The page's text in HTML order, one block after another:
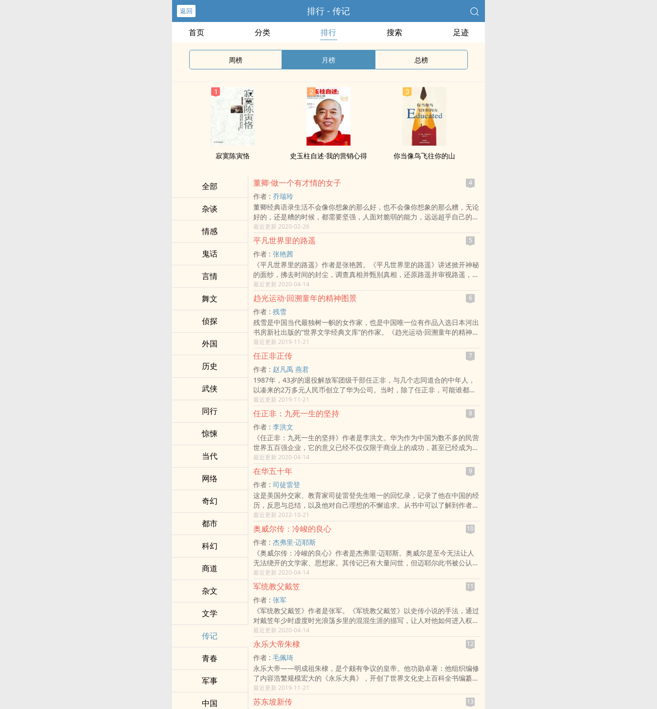
返回 排行 - 传记
首页 分类 排行 搜索 足迹
周榜 月榜 总榜
寂寞陈寅恪 史玉柱自述·我的营销心得 你当像鸟飞往你的山
全部
杂谈
情感
鬼话
言情
舞文
侦探
外国
历史
武侠
同行
惊悚
当代
网络
奇幻
都市
科幻
商道
杂文
文学
传记
青春
军事
中国
董卿·做一个有才情的女子 4
作者 : 乔瑞玲
董卿经典语录生活不会像你想象的那么好，也不会像你想象的那么糟，无论
好的，还是糟的时候，都需要坚强，人面对脆弱的能力，远远超乎自己的想
象！不读书就像没有吃饱饭一样，精神上是饥饿的。读书让人学会思考，让
人能够沉静下来，享受一种灵魂深处的愉悦。再漂亮的女人也不可能适合所
有的服饰与造型，但聪敏的女人会学会用辅助条件让自己适合或许并不适合
自己的东西。女人20岁之前的容貌是天生的，20岁之后就是自己塑造的，
成长，经历，环境，都会影响你的眼神和姿态！《董卿·做一个有才情的女
子》本书抓住著名主持人董卿的气质与才华，通过董卿的成长和收获，激励
女性做一个有才情的女子，指导自己在性格上不断突破，成长为更强大的自
己！像董卿一样，做一个有才情的女子吧！
最近更新 2020-02-26
平凡世界里的路遥 5
作者 : 张艳茜
《平凡世界里的路遥》作者是张艳茜。《平凡世界里的路遥》讲述掀开神秘
的面纱，拂去时间的封尘，调查真相并甄别真相，还原路遥并审视路遥，使
一位出身寒微却不屈服命运的人民作家复活于娓娓道来的生动文字之中。著
名作家张艳茜曾经与路遥共事，是路遥的学生，也是路遥的朋友。作者曾经
挂职陕北，对路遥生活过的黄土地有着真切而丰满的体验与感受；作者踏遍
了路遥生前足迹所及的山山水水与角角落落，获取了鲜为人知的第一手私密
信息。作为有实力的美女作家，其笔下《平凡世界里的路遥》，向读者展示
的是一个不平凡的路遥。
最近更新 2020-04-14
趋光运动·回溯童年的精神图景 6
作者 : 残雪
残雪是中国当代最独树一帜的女作家，也是中国唯一位有作品入选日本河出
书房新社出版的“世界文学经典文库”的作家。《趋光运动·回溯童年的精神图
景》是这位特立独行女作家展示自我秘密的精神自传。残雪自小不善与外界
交往，连在学校模仿一些形体表演动作部很难，这使得她逃避外部世界，返
回内心，培养了丰富的想象力，最后通过文学创作找到了实现人生价值的通
道。在这部风格独特的随笔体自传中，她记述了她的童年时代的生活的方方
面面：从学校生活到家庭生活，从外部世界的活动到内心世界的活动，从自
己身体的病痛到自然界的动植物，从被打成右派的知识分子父亲、来自遥远
他乡的外婆到儿时形形​­色‌‎色­行为怿异的玩伴，从家庭场景到城市场景。与常
见的自传作品记述传主的生活经历不同，这部自传的重心是：解密作者童年
的外部经历和内部生活是如何塑造了作者与众小同的孤僻的精神世界，怎样
打通了她的文学创作之路。可以说，这部独特的自传既写出了作者个人的早
年生活，也写出了艺术诞生的秘密。
最近更新 2019-11-21
任正非正传 7
作者 : 赵凡禹 燕君
1987年，43岁的退役解放军团级干部任正非，与几个志同道合的中年人，
以凑来的2万多元人民币创立了华为公司。当时，除了任正非，可能谁都没
有想到，这家诞生在一间破旧厂房里的小公司，即将改写中国乃至世界通信
制造业的历史。这是一本展现任正非及华为历史的画卷，主要以任正非的人
生经历为主题，以华为的发展历程为辅线，详细介绍了任正非究竟是一个什
么样的人，他又是如何把华为从边陲小镇的小公司培育成了叱咤全球的跨国
巨头的。为读者展现了一个真实的任正非，一个受人尊敬的神秘而低调的人
所做的伟大的事业。美国《时代周刊》评价说，华为正重复当年思科、爱立
信等卓著的全球化大公司的历程，并且正成为这些电信巨头“最危险”的竞争
对手。英国《经济学人》的评价则是“它（华为）的崛起，是外国跨国公司
的灾难”。
最近更新 2019-11-21
任正非：九死一生的坚持 8
作者 : 李洪文
《任正非：九死一生的坚持》作者是李洪文。华为作为中国为数不多的民营
世界五百强企业，它的意义已经不仅仅限于商业上的成功，甚至已经成为到
对当代中国人精神层面的鼓舞。作为华为的创始人，任正非也成为当代中国
作为成功的企业家之一，他的事迹成为无数年轻人学习的榜样。本书以任正
非和华为的主，在讲述一个个激动人心的故事的同时，传达出当代中国人积
极向上的精神。
最近更新 2020-04-14
在华五十年 9
作者 : 司徒雷登
这是美国外交家、教育家司徒雷登先生唯一的回忆录，记录了他在中国的经
历，反思与总结，以及他对自己理想的不懈追求。从书中可以了解到作者对
事业的选择、在中国的使命、燕京大学的创建历程、二战期间被日军软禁的
岁月以及二战后担任美国驻华大使所参与的对华事务等。阅读本书，我们不
仅能够更全面地认识司徒雷登，还能了解到中国近代社会发展过程中一些鲜
为人知的历史。
最近更新 2022-10-21
奥威尔传：冷峻的良心 10
作者 : 杰弗里·迈耶斯
《奥威尔传：冷峻的良心》作者是杰弗里·迈耶斯。奥威尔是至今无法让人
无法绕开的文学家、思想家。其传记已有大量问世，但迈耶尔此书被公认为
最具权威的。本书作者依靠最新版《奥威尔全集》，走访大量与奥威尔有关
联的人物，以详实的史料，勾勒出传主的完整人生。奥威尔经历复杂，亲身
参与了西班牙内战、第二次世界大战等大事件。他的文学作品往往与他在大
时代的感悟相关。更为可贵的是，迈耶尔并没有进一步神化传主，而还原了
他在短暂一生中留下的情感、欲望世界。
最近更新 2020-04-14
军统教父戴笠 11
作者 : 张军
《军统教父戴笠》作者是张军。《军统教父戴笠》以史传小说的手法，通过
对戴笠年少时虚度时光​浪­荡​乡里的混混生涯的描写，让人对他如何进入权利
阶层的起点产生无限好奇；通过对他搞特工残酷无情多谋善变的手腕的刻
画，让人见识这位中国的希姆莱蒋介石的佩剑的复杂个性；通过对其本人及
其庞大间谍王国兴衰荣辱变迁的展现，让人对他的传奇人生和世事无常产生
深刻思考。
最近更新 2020-04-14
永乐大帝朱棣 12
作者 : 毛佩琦
永乐大帝——明成祖朱棣，是个颇有争议的皇帝。他功勋卓著：他组织编修
了内容浩繁规模宏大的《永乐大典》，开创了世界文化史上百科全书编纂的
先河；他建造了当时世界文化史上最强大的海军，七下西洋，使海上丝绸之
路达于鼎盛；他五次亲征漠北，维护祖国统一，病死征途……
最近更新 2019-11-21
苏东坡新传 13